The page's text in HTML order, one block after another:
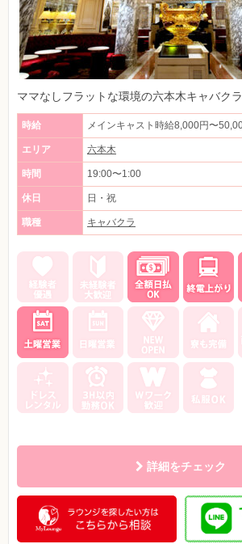
ママなしフラットな環境の六本木キャバクラ
時給 メインキャスト時給8,000円〜
エリア 六本木
時間 19:00〜1:00
休日 日・祝
職種 キャバクラ
詳細をチェック